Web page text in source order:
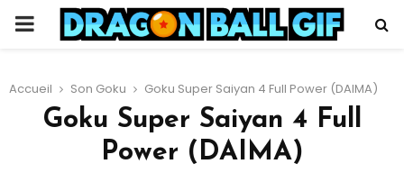
PRIMARY
Accueil Son Goku Goku Super Saiyan 4 Full Power (DAIMA)
Goku Super Saiyan 4 Full
Power (DAIMA)